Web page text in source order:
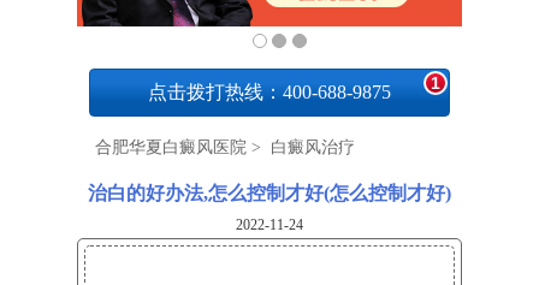
点击拨打热线：400-688-9875 1
合肥华夏白癜风医院 > 白癜风治疗
治白的好办法,怎么控制才好(怎么控制才好)
2022-11-24